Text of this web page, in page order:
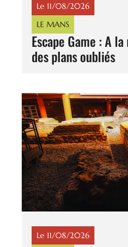
Le 11/08/2026
LE MANS
Escape Game : A
des plans oubliés
Le 11/08/2026